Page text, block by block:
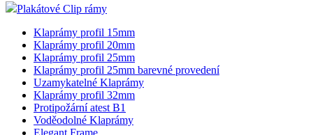
Plakátové Clip rámy
Klaprámy profil 15mm
Klaprámy profil 20mm
Klaprámy profil 25mm
Klaprámy profil 25mm barevné provedení
Uzamykatelné Klaprámy
Klaprámy profil 32mm
Protipožární atest B1
Voděodolné Klaprámy